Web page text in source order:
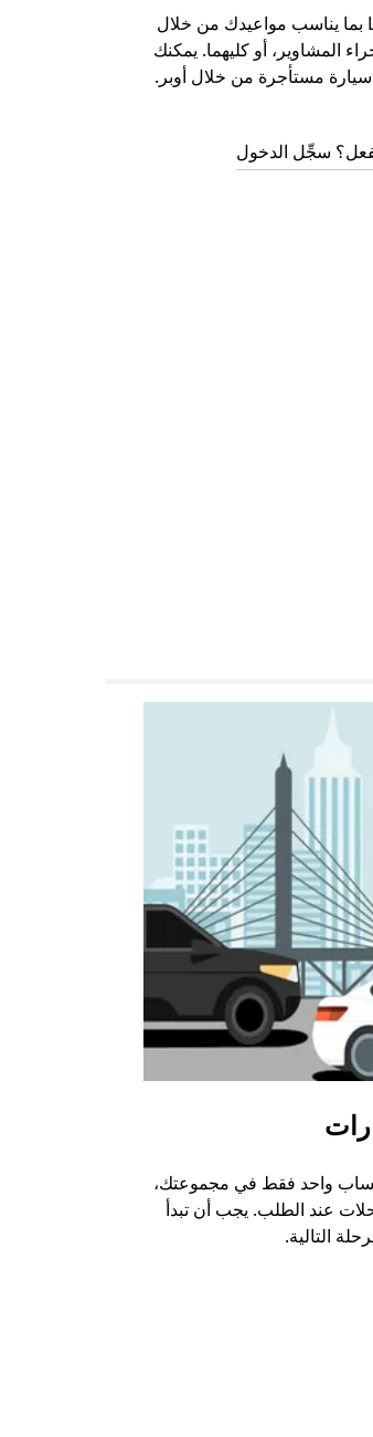
حقِّق الأرباح في مدينة Lino Lakes بما يناسب مواعيدك من خلال
المشاوير، أو كليهما. يمكنك
سيارة مستأجرة من خلال أوبر.
سجِّل الدخول
واحد فقط في مجموعتك،
طلب حتى 3 رحلات عند الطلب. يجب أن تبدأ
التالية.